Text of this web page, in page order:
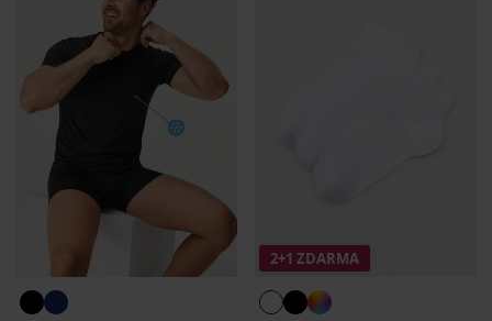
2+1 ZDARMA